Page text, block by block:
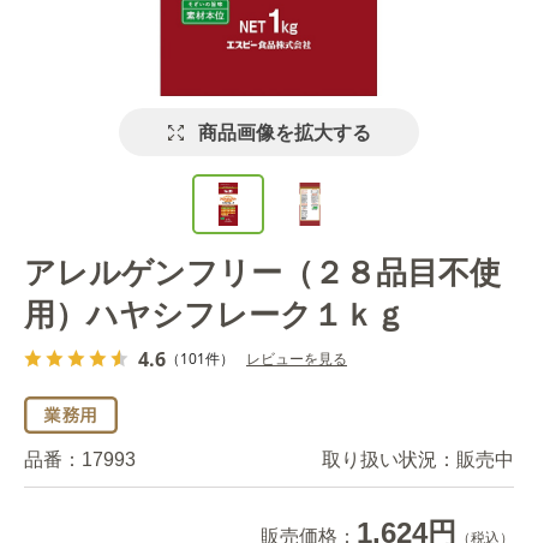
商品画像を拡大する
アレルゲンフリー（２８品目不使
用）ハヤシフレーク１ｋｇ
4.6 （101件） レビューを見る
品番： 17993 取り扱い状況： 販売中
販売価格： 1,624円 （税込）